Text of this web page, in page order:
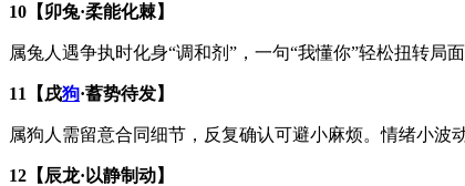
10【卯兔·柔能化棘】
属兔人遇争执时化身“调和剂”，一句“我懂你”轻松扭转局
11【戌狗·蓄势待发】
属狗人需留意合同细节，反复确认可避小麻烦。情绪小
12【辰龙·以静制动】